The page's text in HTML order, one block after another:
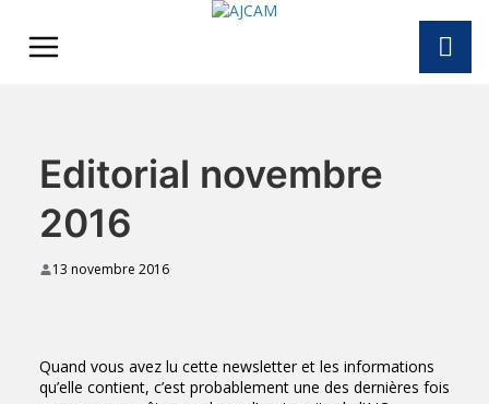
content
Editorial novembre
2016
13 novembre 2016
Quand vous avez lu cette newsletter et les informations
qu’elle contient, c’est probablement une des dernières fois